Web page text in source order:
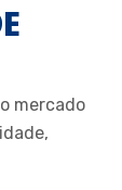
mercado